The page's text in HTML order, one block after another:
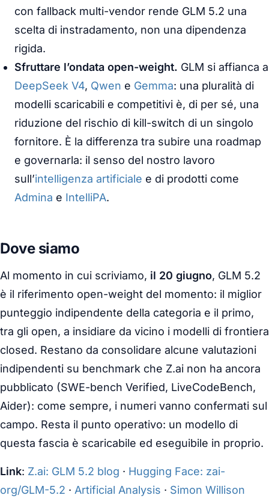
con fallback multi-vendor rende GLM 5.2 una
scelta di instradamento, non una dipendenza
rigida.
Sfruttare l’ondata open-weight. GLM si affianca a
DeepSeek V4, Qwen e Gemma: una pluralità di
modelli scaricabili e competitivi è, di per sé, una
riduzione del rischio di kill-switch di un singolo
fornitore. È la differenza tra subire una roadmap
e governarla: il senso del nostro lavoro
sull’intelligenza artificiale e di prodotti come
Admina e IntelliPA.
Dove siamo
Al momento in cui scriviamo, il 20 giugno, GLM 5.2
è il riferimento open-weight del momento: il miglior
punteggio indipendente della categoria e il primo,
tra gli open, a insidiare da vicino i modelli di frontiera
closed. Restano da consolidare alcune valutazioni
indipendenti su benchmark che Z.ai non ha ancora
pubblicato (SWE-bench Verified, LiveCodeBench,
Aider): come sempre, i numeri vanno confermati sul
campo. Resta il punto operativo: un modello di
questa fascia è scaricabile ed eseguibile in proprio.
Link: Z.ai: GLM 5.2 blog · Hugging Face: zai-
org/GLM-5.2 · Artificial Analysis · Simon Willison